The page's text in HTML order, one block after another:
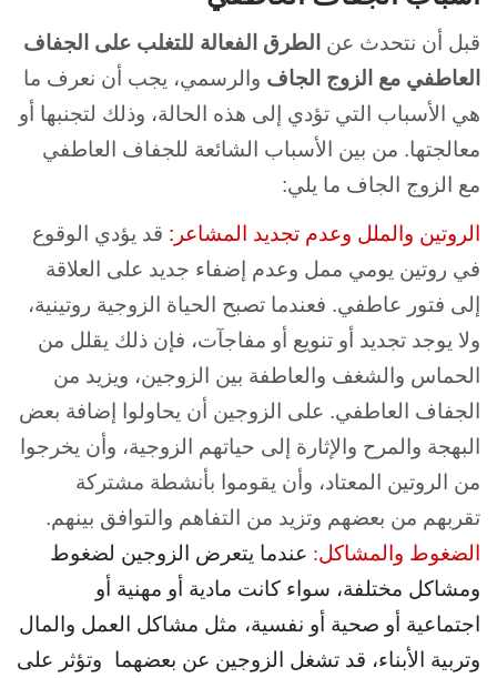
قبل أن نتحدث عن الطرق الفعالة للتغلب على الجفاف
العاطفي مع الزوج الجاف والرسمي، يجب أن نعرف ما
هي الأسباب التي تؤدي إلى هذه الحالة، وذلك لتجنبها أو
معالجتها. من بين الأسباب الشائعة للجفاف العاطفي
مع الزوج الجاف ما يلي:
الروتين والملل وعدم تجديد المشاعر: قد يؤدي الوقوع
في روتين يومي ممل وعدم إضفاء جديد على العلاقة
إلى فتور عاطفي. فعندما تصبح الحياة الزوجية روتينية،
ولا يوجد تجديد أو تنويع أو مفاجآت، فإن ذلك يقلل من
الحماس والشغف والعاطفة بين الزوجين، ويزيد من
الجفاف العاطفي. على الزوجين أن يحاولوا إضافة بعض
البهجة والمرح والإثارة إلى حياتهم الزوجية، وأن يخرجوا
من الروتين المعتاد، وأن يقوموا بأنشطة مشتركة
تقربهم من بعضهم وتزيد من التفاهم والتوافق بينهم.
الضغوط والمشاكل: عندما يتعرض الزوجين لضغوط
ومشاكل مختلفة، سواء كانت مادية أو مهنية أو
اجتماعية أو صحية أو نفسية، مثل مشاكل العمل والمال
وتربية الأبناء، قد تشغل الزوجين عن بعضهما وتؤثر على